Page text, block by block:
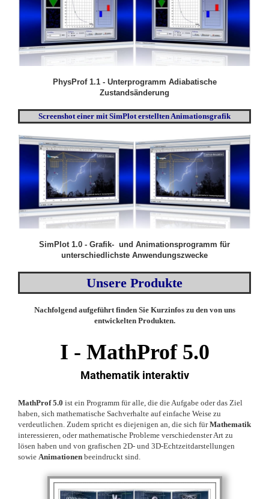
PhysProf 1.1 - Unterprogramm Adiabatische
Zustandsänderung
Screenshot einer mit SimPlot erstellten Animationsgrafik
SimPlot 1.0 - Grafik- und Animationsprogramm für
unterschiedlichste Anwendungszwecke
Unsere Produkte
Nachfolgend aufgeführt finden Sie Kurzinfos zu den von uns
entwickelten Produkten.
I - MathProf 5.0
Mathematik interaktiv
MathProf 5.0 ist ein Programm für alle, die die Aufgabe oder das Ziel
haben, sich mathematische Sachverhalte auf einfache Weise zu
verdeutlichen. Zudem spricht es diejenigen an, die sich fürMathematik
interessieren, oder mathematische Probleme verschiedenster Art zu
lösen haben und von grafischen 2D- und 3D-Echtzeitdarstellungen
sowie Animationen beeindruckt sind.